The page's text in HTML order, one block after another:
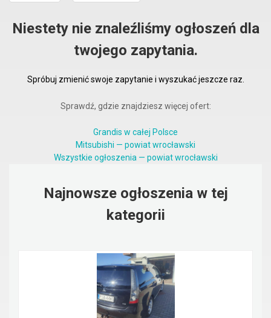
Niestety nie znaleźliśmy ogłoszeń dla
twojego zapytania.
Spróbuj zmienić swoje zapytanie i wyszukać jeszcze raz.
Sprawdź, gdzie znajdziesz więcej ofert:
Grandis w całej Polsce
Mitsubishi — powiat wrocławski
Wszystkie ogłoszenia — powiat wrocławski
Najnowsze ogłoszenia w tej
kategorii